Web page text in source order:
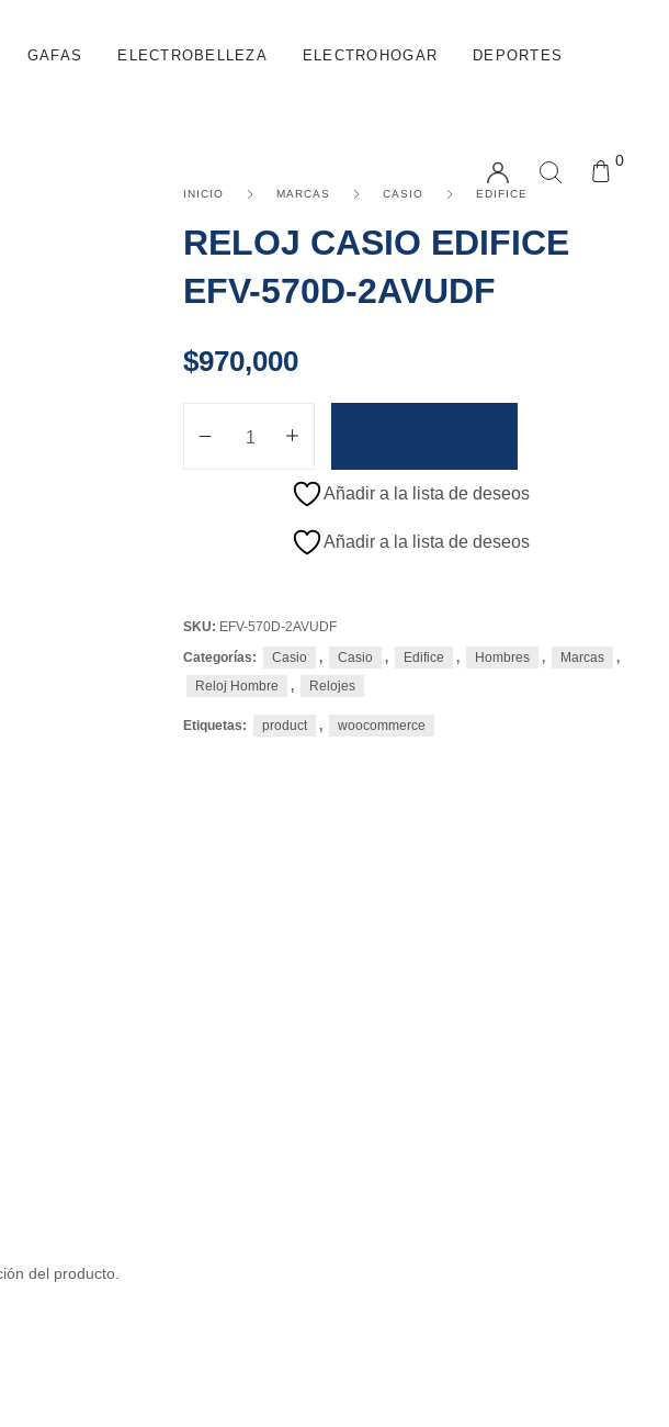
GAFAS ELECTROBELLEZA ELECTROHOGAR DEPORTES
0
INICIO MARCAS CASIO EDIFICE
RELOJ CASIO EDIFICE
EFV-570D-2AVUDF
$970,000
Añadir a la lista de deseos
Añadir a la lista de deseos
SKU: EFV-570D-2AVUDF
Categorías:
Casio , Casio , Edifice , Hombres , Marcas
,
Reloj Hombre
, Relojes
Etiquetas: product , woocommerce
del producto.